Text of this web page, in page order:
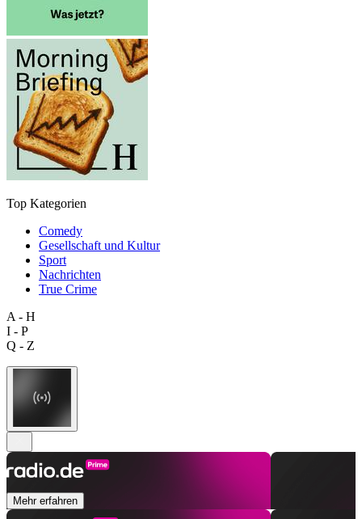
Top Kategorien
Comedy
Gesellschaft und Kultur
Sport
Nachrichten
True Crime
A - H
I - P
Q - Z
Mehr erfahren